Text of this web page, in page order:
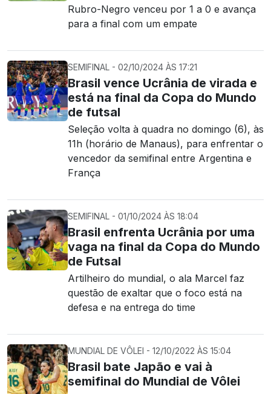
Rubro-Negro venceu por 1 a 0 e avança
para a final com um empate
SEMIFINAL - 02/10/2024 ÀS 17:21
Brasil vence Ucrânia de virada e
está na final da Copa do Mundo
de futsal
Seleção volta à quadra no domingo (6), às
11h (horário de Manaus), para enfrentar o
vencedor da semifinal entre Argentina e
França
SEMIFINAL - 01/10/2024 ÀS 18:04
Brasil enfrenta Ucrânia por uma
vaga na final da Copa do Mundo
de Futsal
Artilheiro do mundial, o ala Marcel faz
questão de exaltar que o foco está na
defesa e na entrega do time
MUNDIAL DE VÔLEI - 12/10/2022 ÀS 15:04
Brasil bate Japão e vai à
semifinal do Mundial de Vôlei